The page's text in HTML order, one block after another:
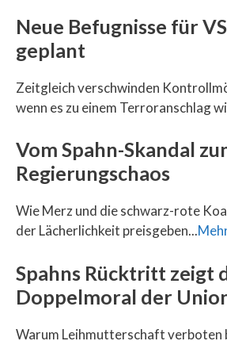
Neue Befugnisse für
geplant
Zeitgleich verschwinden
wenn es zu einem Terroranschlag
Vom Spahn-Skandal
Regierungschaos
Wie Merz und die schwarz-rote
der Lächerlichkeit preisgeben...
Spahns Rücktritt zeigt
Doppelmoral der
Warum Leihmutterschaft verboten